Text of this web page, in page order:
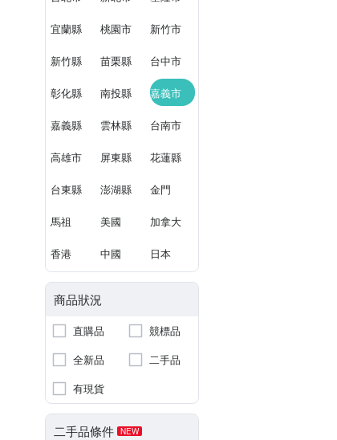
宜蘭縣 桃園市 新竹市
新竹縣 苗栗縣 台中市
彰化縣 南投縣 嘉義市
嘉義縣 雲林縣 台南市
高雄市 屏東縣 花蓮縣
台東縣 澎湖縣 金門
馬祖 美國 加拿大
香港 中國 日本
商品狀況
直購品
競標品
全新品
二手品
有現貨
二手品條件 NEW